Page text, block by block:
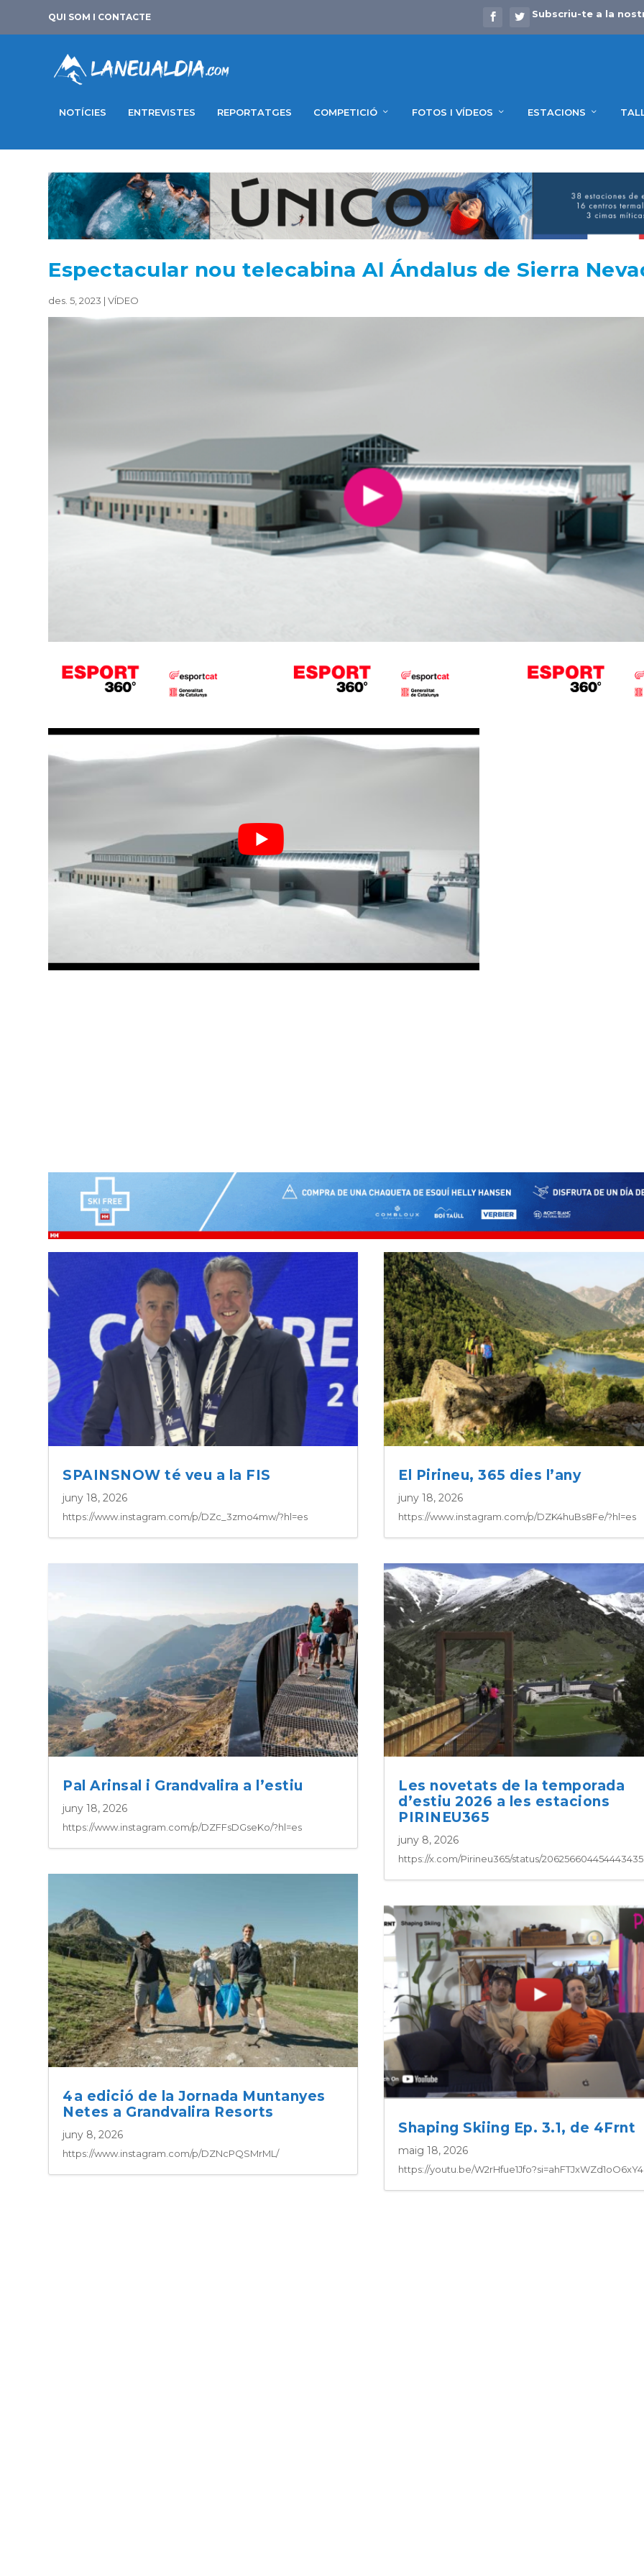
QUI SOM I CONTACTE Subscriu-te a la
NOTÍCIES ENTREVISTES REPORTATGES COMPETICIÓ FOTOS I VÍDEOS ESTACIONS
Espectacular nou telecabina Al Ándalus de Sierra
des. 5, 2023 |VÍDEO
SPAINSNOW té veu a la FIS
juny 18, 2026
https://www.instagram.com/p/DZc_3zmo4mw/?hl=es
Pal Arinsal i Grandvalira a l’estiu
juny 18, 2026
https://www.instagram.com/p/DZFFsDGseKo/?hl=es
4a edició de la Jornada Muntanyes
Netes a Grandvalira Resorts
juny 8, 2026
https://www.instagram.com/p/DZNcPQSMrML/
El Pirineu, 365 dies l’any
juny 18, 2026
https://www.instagram.com/p/DZK4huBs8Fe/?hl=es
Les novetats de la temporada
d’estiu 2026 a les estacions
PIRINEU365
juny 8, 2026
https://x.com/Pirineu365/status/
Shaping Skiing Ep. 3.1, de 4Frnt
maig 18, 2026
https://youtu.be/W2rHfue1Jfo?si=ahFTJxWZd1oO6xY4